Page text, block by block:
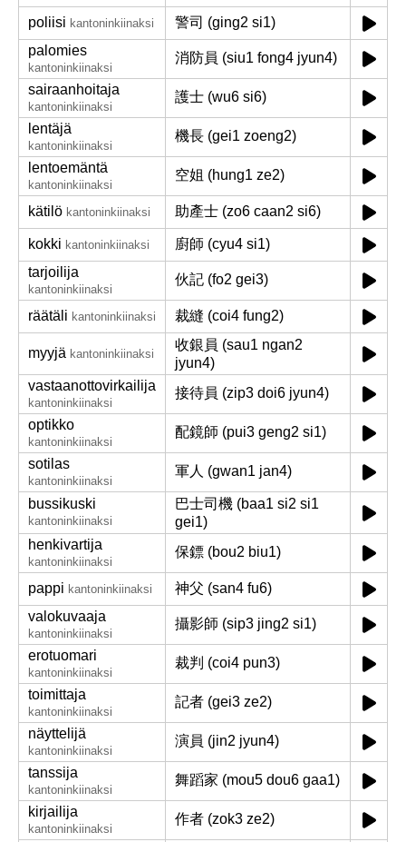
poliisi kantoninkiinaksi
警司 (ging2 si1)
palomies
kantoninkiinaksi
消防員 (siu1 fong4 jyun4)
sairaanhoitaja
kantoninkiinaksi
護士 (wu6 si6)
lentäjä
kantoninkiinaksi
機長 (gei1 zoeng2)
lentoemäntä
kantoninkiinaksi
空姐 (hung1 ze2)
kätilö kantoninkiinaksi 助產士 (zo6 caan2 si6)
kokki kantoninkiinaksi
廚師 (cyu4 si1)
tarjoilija
kantoninkiinaksi
伙記 (fo2 gei3)
räätäli kantoninkiinaksi 裁縫 (coi4 fung2)
myyjä kantoninkiinaksi
收銀員 (sau1 ngan2
jyun4)
vastaanottovirkailija
kantoninkiinaksi
接待員 (zip3 doi6 jyun4)
optikko
kantoninkiinaksi
配鏡師 (pui3 geng2 si1)
sotilas
kantoninkiinaksi
軍人 (gwan1 jan4)
bussikuski
kantoninkiinaksi
巴士司機 (baa1 si2 si1
gei1)
henkivartija
kantoninkiinaksi
保鏢 (bou2 biu1)
pappi kantoninkiinaksi
神父 (san4 fu6)
valokuvaaja
kantoninkiinaksi
攝影師 (sip3 jing2 si1)
erotuomari
kantoninkiinaksi
裁判 (coi4 pun3)
toimittaja
kantoninkiinaksi
記者 (gei3 ze2)
näyttelijä
kantoninkiinaksi
演員 (jin2 jyun4)
tanssija
kantoninkiinaksi
舞蹈家 (mou5 dou6 gaa1)
kirjailija
kantoninkiinaksi
作者 (zok3 ze2)